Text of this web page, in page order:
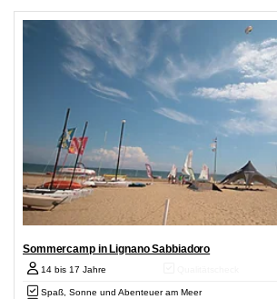
Sommercamp in Lignano Sabbiadoro
14 bis 17 Jahre
Spaß, Sonne und Abenteuer am Meer